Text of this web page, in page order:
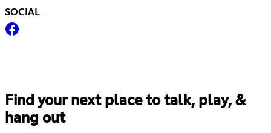
SOCIAL
Find your next place to talk, play, &
hang out